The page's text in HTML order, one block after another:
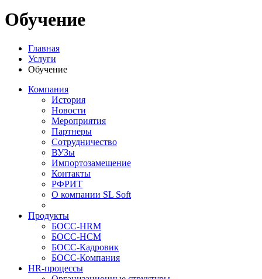
Обучение
Главная
Услуги
Обучение
Компания
История
Новости
Мероприятия
Партнеры
Сотрудничество
ВУЗы
Импортозамещение
Контакты
РФРИТ
О компании SL Soft
Продукты
БОСС-HRM
БОСС-HCM
БОСС-Кадровик
БОСС-Компания
HR-процессы